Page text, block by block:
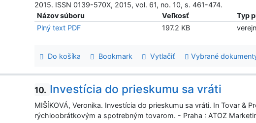
2015. ISSN 0139-570X, 2015, vol. 61, no. 10, s. 461-474.
Názov súboru
Veľkosť
Typ
Plný text PDF
197.2 KB
Do košíka Bookmark Vytlačiť Vybrané
10. Investícia do prieskumu sa vráti
MIŠÍKOVÁ, Veronika. Investícia do prieskumu sa vráti. In Tovar &
rýchloobrátkovým a spotrebným tovarom. - Praha : ATOZ